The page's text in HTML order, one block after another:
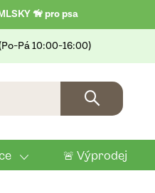
🦮 pro psa
🚨 Výprodej